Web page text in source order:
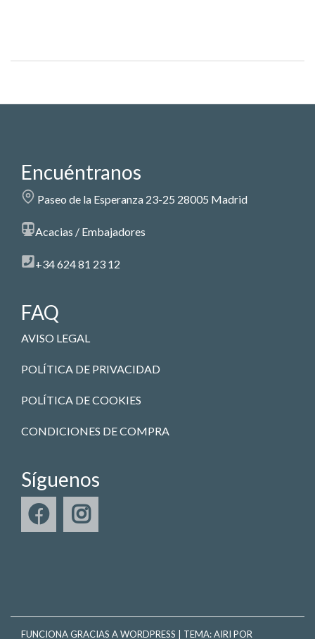
Encuéntranos
Paseo de la Esperanza 23-25 28005 Madrid
Acacias / Embajadores
+34 624 81 23 12
FAQ
AVISO LEGAL
POLÍTICA DE PRIVACIDAD
POLÍTICA DE COOKIES
CONDICIONES DE COMPRA
Síguenos
FUNCIONA GRACIAS A WORDPRESS TEMA:AIRI POR